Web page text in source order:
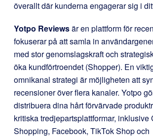
överallt där kunderna engagerar sig i
Yotpo Reviewsär en plattform för
fokuserar på att samla in
med stor genomslagskraft och
öka kundförtroendet (Shopper). En
omnikanal strategi är möjligheten att
recensioner över flera kanaler. Yotpo
distribuera dina hårt förvärvade
kritiska tredjepartsplattformar, inklusive
Shopping, Facebook, TikTok Shop och